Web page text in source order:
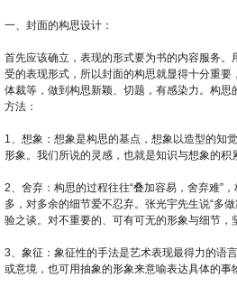
一、封面的构思设计：
首先应该确立，表现的形式要为书的内容服务
受的表现形式，所以封面的构思就显得十分重要
体裁等，做到构思新颖、切题，有感染力。构
方法：
1、想象：想象是构思的基点，想象以造型的知
形象。我们所说的灵感，也就是知识与想象的积
2、舍弃：构思的过程往往“叠加容易，舍弃难”
多，对多余的细节爱不忍弃。张光宇先生说“多
验之谈。对不重要的、可有可无的形象与细节，
3、象征：象征性的手法是艺术表现最得力的语
或意境，也可用抽象的形象来意喻表达具体的事